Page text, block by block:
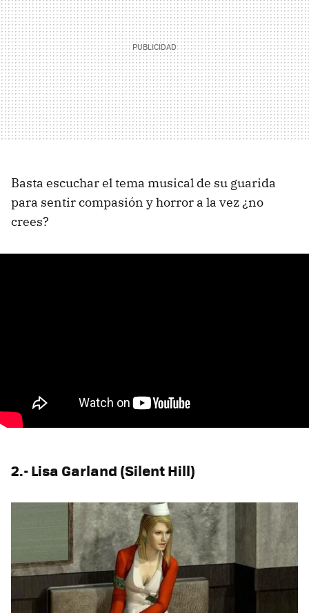
Basta escuchar el tema musical de su guarida
para sentir compasión y horror a la vez ¿no
crees?
2.- Lisa Garland (Silent Hill)